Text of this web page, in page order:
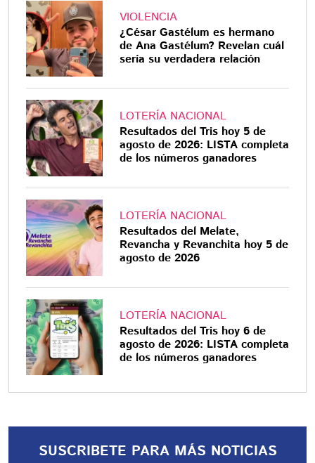
VIOLENCIA
¿César Gastélum es hermano
de Ana Gastélum? Revelan cuál
sería su verdadera relación
LOTERÍA NACIONAL
Resultados del Tris hoy 5 de
agosto de 2026: LISTA completa
de los números ganadores
LOTERÍA NACIONAL
Resultados del Melate,
Revancha y Revanchita hoy 5 de
agosto de 2026
LOTERÍA NACIONAL
Resultados del Tris hoy 6 de
agosto de 2026: LISTA completa
de los números ganadores
SUSCRIBETE PARA MÁS NOTICIAS